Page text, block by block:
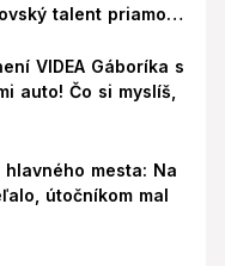
talent priamo v
VIDEA Gáboríka s
auto! Čo si myslíš,
hlavného mesta: Na
útočníkom mal